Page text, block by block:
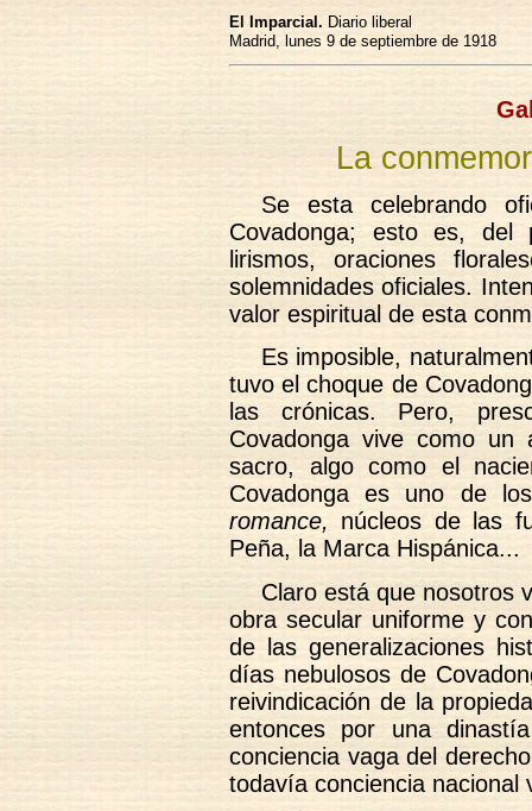
El Imparcial. Diario liberal
Madrid, lunes 9 de septiembre de 1918
La
Se esta celebrando
Covadonga; esto es, del
lirismos, oraciones
solemnidades oficiales.
valor espiritual de esta
Es imposible,
tuvo el choque de
las crónicas. Pero,
Covadonga vive como un
sacro, algo como el
Covadonga es uno de
romance, núcleos de las
Peña, la Marca Hispánica...
Claro está que nosotros
obra secular uniforme y
de las generalizaciones
días nebulosos de
reivindicación de la
entonces por una
conciencia vaga del
todavía conciencia nacional